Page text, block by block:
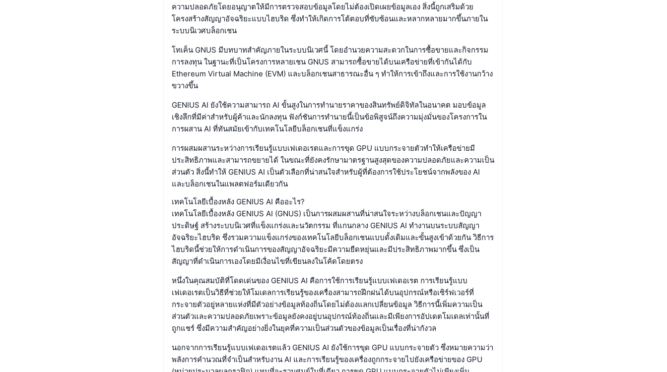
ความปลอดภัยโดยอนุญาตให้มีการตรวจสอบข้อมูลโดยไม่ต้องเปิดเผยข้อมูลเอง สิ่งนี้ถูกเสริมด้วย
โครงสร้างสัญญาอัจฉริยะแบบไฮบริด ซึ่งทำให้เกิดการโต้ตอบที่ซับซ้อนและหลากหลายมากขึ้นภายใน
ระบบนิเวศบล็อกเชน
โทเค็น GNUS มีบทบาทสำคัญภายในระบบนิเวศนี้ โดยอำนวยความสะดวกในการซื้อขายและกิจกรรม
การลงทุน ในฐานะที่เป็นโครงการหลายเชน GNUS สามารถซื้อขายได้บนเครือข่ายที่เข้ากันได้กับ
Ethereum Virtual Machine (EVM) และบล็อกเชนสาธารณะอื่น ๆ ทำให้การเข้าถึงและการใช้งานกว้าง
ขวางขึ้น
GENIUS AI ยังใช้ความสามารถ AI ขั้นสูงในการทำนายราคาของสินทรัพย์ดิจิทัลในอนาคต มอบข้อมูล
เชิงลึกที่มีค่าสำหรับผู้ค้าและนักลงทุน ฟังก์ชันการทำนายนี้เป็นข้อพิสูจน์ถึงความมุ่งมั่นของโครงการใน
การผสาน AI ที่ทันสมัยเข้ากับเทคโนโลยีบล็อกเชนที่แข็งแกร่ง
การผสมผสานระหว่างการเรียนรู้แบบเฟเดอเรตและการขุด GPU แบบกระจายตัวทำให้เครือข่ายมี
ประสิทธิภาพและสามารถขยายได้ ในขณะที่ยังคงรักษามาตรฐานสูงสุดของความปลอดภัยและความเป็น
ส่วนตัว สิ่งนี้ทำให้ GENIUS AI เป็นตัวเลือกที่น่าสนใจสำหรับผู้ที่ต้องการใช้ประโยชน์จากพลังของ AI
และบล็อกเชนในแพลตฟอร์มเดียวกัน
เทคโนโลยีเบื้องหลัง GENIUS AI คืออะไร?
เทคโนโลยีเบื้องหลัง GENIUS AI (GNUS) เป็นการผสมผสานที่น่าสนใจระหว่างบล็อกเชนและปัญญา
ประดิษฐ์ สร้างระบบนิเวศที่แข็งแกร่งและนวัตกรรม ที่แกนกลาง GENIUS AI ทำงานบนระบบสัญญา
อัจฉริยะไฮบริด ซึ่งรวมความแข็งแกร่งของเทคโนโลยีบล็อกเชนแบบดั้งเดิมและขั้นสูงเข้าด้วยกัน วิธีการ
ไฮบริดนี้ช่วยให้การดำเนินการของสัญญาอัจฉริยะมีความยืดหยุ่นและมีประสิทธิภาพมากขึ้น ซึ่งเป็น
สัญญาที่ดำเนินการเองโดยมีเงื่อนไขที่เขียนลงในโค้ดโดยตรง
หนึ่งในคุณสมบัติที่โดดเด่นของ GENIUS AI คือการใช้การเรียนรู้แบบเฟเดอเรต การเรียนรู้แบบ
เฟเดอเรตเป็นวิธีที่ช่วยให้โมเดลการเรียนรู้ของเครื่องสามารถฝึกฝนได้บนอุปกรณ์หรือเซิร์ฟเวอร์ที่
กระจายตัวอยู่หลายแห่งที่มีตัวอย่างข้อมูลท้องถิ่นโดยไม่ต้องแลกเปลี่ยนข้อมูล วิธีการนี้เพิ่มความเป็น
ส่วนตัวและความปลอดภัยเพราะข้อมูลยังคงอยู่บนอุปกรณ์ท้องถิ่นและมีเพียงการอัปเดตโมเดลเท่านั้นที่
ถูกแชร์ ซึ่งมีความสำคัญอย่างยิ่งในยุคที่ความเป็นส่วนตัวของข้อมูลเป็นเรื่องที่น่ากังวล
นอกจากการเรียนรู้แบบเฟเดอเรตแล้ว GENIUS AI ยังใช้การขุด GPU แบบกระจายตัว ซึ่งหมายความว่า
พลังการคำนวณที่จำเป็นสำหรับงาน AI และการเรียนรู้ของเครื่องถูกกระจายไปยังเครือข่ายของ GPU